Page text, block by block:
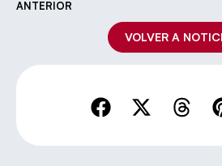
ANTERIOR
VOLVER A